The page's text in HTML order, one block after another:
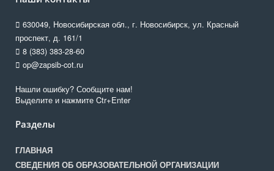
630049, Новосибирская обл., г. Новосибирск, ул. Красный
проспект, д. 161/1
8 (383) 383-28-60
op@zapsib-cot.ru
Нашли ошибку? Сообщите нам!
Выделите и нажмите Ctr+Enter
Разделы
ГЛАВНАЯ
СВЕДЕНИЯ ОБ ОБРАЗОВАТЕЛЬНОЙ ОРГАНИЗАЦИИ